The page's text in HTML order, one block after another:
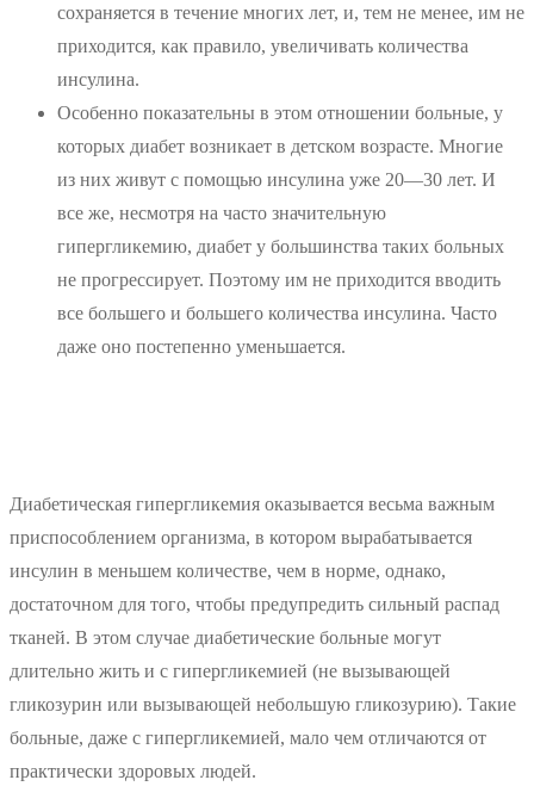
сохраняется в течение многих лет, и, тем не менее, им не
приходится, как правило, увеличивать количества
инсулина.
Особенно показательны в этом отношении больные, у
которых диабет возникает в детском возрасте. Многие
из них живут с помощью инсулина уже 20—30 лет. И
все же, несмотря на часто значительную
гипергликемию, диабет у большинства таких больных
не прогрессирует. Поэтому им не приходится вводить
все большего и большего количества инсулина. Часто
даже оно постепенно уменьшается.
Диабетическая гипергликемия оказывается весьма важным
приспособлением организма, в котором вырабатывается
инсулин в меньшем количестве, чем в норме, однако,
достаточном для того, чтобы предупредить сильный распад
тканей. В этом случае диабетические больные могут
длительно жить и с гипергликемией (не вызывающей
гликозурин или вызывающей небольшую гликозурию). Такие
больные, даже с гипергликемией, мало чем отличаются от
практически здоровых людей.